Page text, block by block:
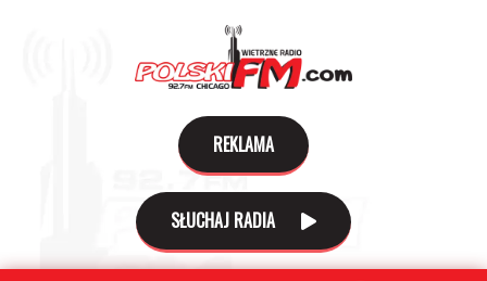
REKLAMA
SŁUCHAJ RADIA